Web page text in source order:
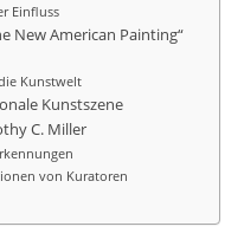
Einfluss
New American Painting“
Kunstwelt
Kunstszene
C. Miller
von Kuratoren